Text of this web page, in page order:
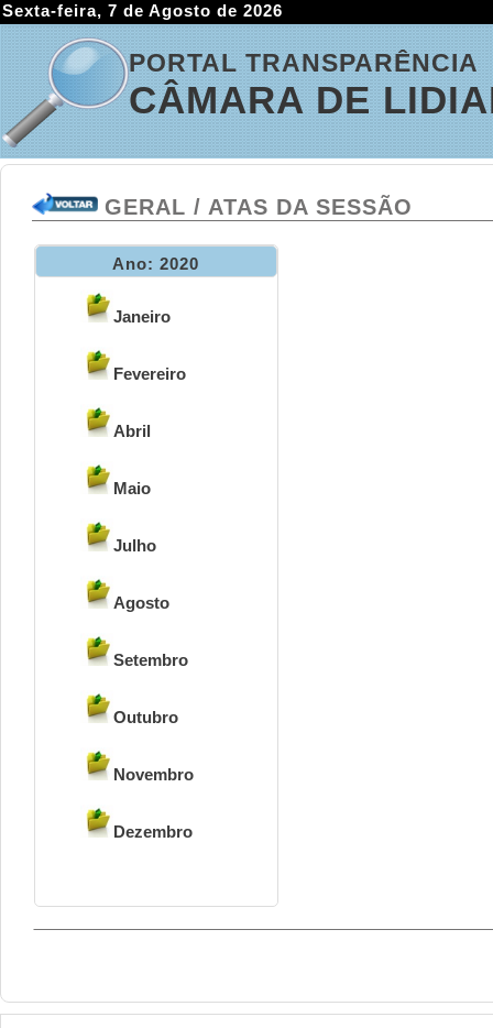
Sexta-feira, 7 de Agosto de 2026
PORTAL TRANSPARÊNCIA
CÂMARA DE
GERAL / ATAS DA SESSÃO
Ano: 2020
Janeiro
Fevereiro
Abril
Maio
Julho
Agosto
Setembro
Outubro
Novembro
Dezembro